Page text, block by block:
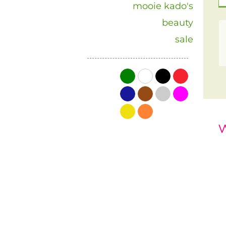
mooie kado's
beauty
sale
groenwit zwartrood
blauwbruingrijsroze
geeloranje